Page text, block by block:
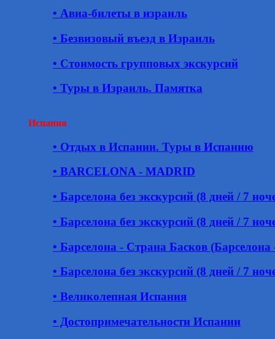
• Авиа-билеты в израиль
• Безвизовый въезд в Израиль
• Стоимость групповых экскурсий
• Туры в Израиль. Памятка
Испания
• Отдых в Испании. Туры в Испанию
• BARCELONA - MADRID
• Барселона без экскурсий (8 дней / 7
• Барселона без экскурсий (8 дней / 7
• Барселона - Страна Басков
• Барселона без экскурсий (8 дней / 7
• Великолепная Испания
• Достопримечательности Испании